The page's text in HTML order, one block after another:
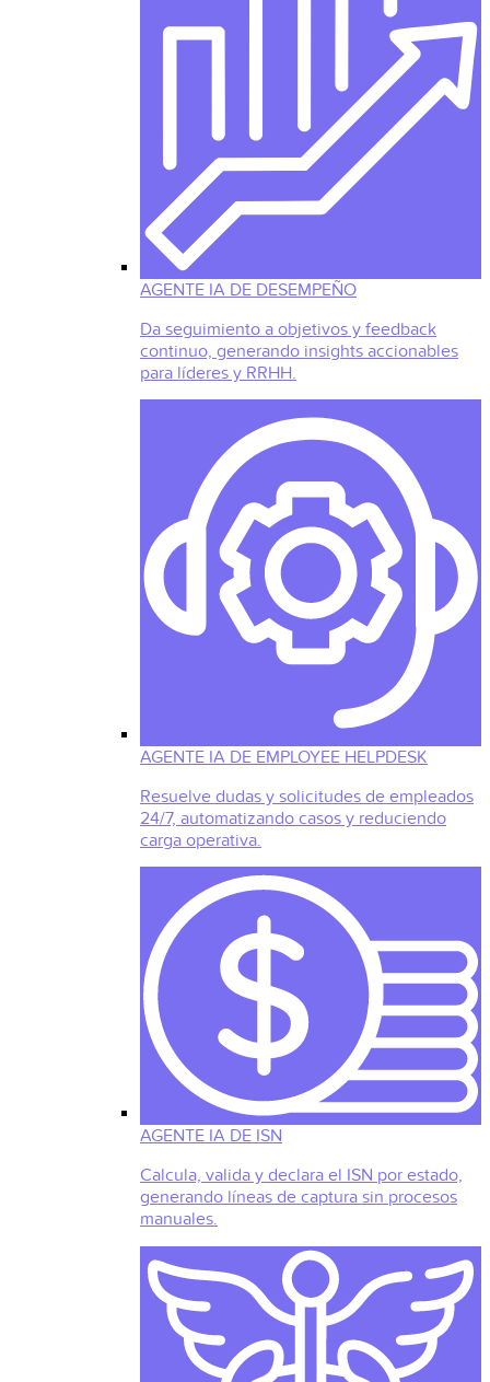
AGENTE IA DE DESEMPEÑO
Da seguimiento a objetivos y feedback
continuo, generando insights accionables
para líderes y RRHH.
AGENTE IA DE EMPLOYEE HELPDESK
Resuelve dudas y solicitudes de empleados
24/7, automatizando casos y reduciendo
carga operativa.
AGENTE IA DE ISN
Calcula, valida y declara el ISN por estado,
generando líneas de captura sin procesos
manuales.